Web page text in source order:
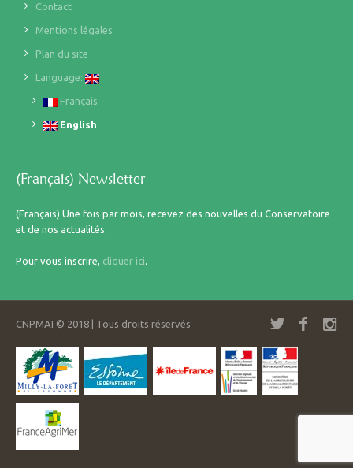
Contact
Mentions légales
Plan du site
Language:
Français
English
(Français) Newsletter
(Français) Une fois par mois, recevez des nouvelles du Conservatoire
et de nos actualités.
Pour vous inscrire, cliquer ici.
CNPMAI © 2018 | Tous droits réservés